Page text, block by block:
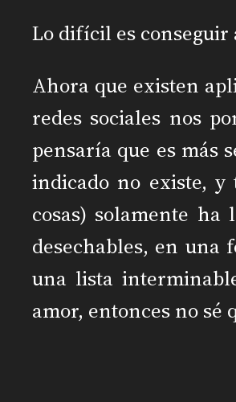
Lo difícil es conseguir
Ahora que existen
redes sociales nos
pensaría que es más
indicado no existe,
cosas) solamente ha
desechables, en una
una lista
amor, entonces no sé